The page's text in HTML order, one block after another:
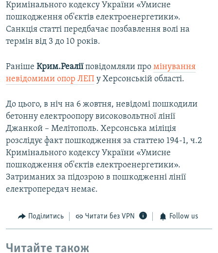
Кримінального кодексу України «Умисне
пошкодження об'єктів електроенергетики».
Санкція статті передбачає позбавлення волі на
термін від 3 до 10 років.
Раніше Крим.Реаліїповідомляли про мінування
невідомими опор ЛЕП у Херсонській області.
До цього, в ніч на 6 жовтня, невідомі пошкодили
бетонну електроопору високовольтної лінії
Джанкой – Мелітополь. Херсонська міліція
розслідує факт пошкодження за статтею 194-1, ч.2
Кримінального кодексу України «Умисне
пошкодження об'єктів електроенергетики».
Затриманих за підозрою в пошкодженні лінії
електропередач немає.
Поділитись Читати без VPN Follow us
Читайте також